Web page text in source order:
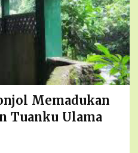
Memadukan
Tuanku Ulama